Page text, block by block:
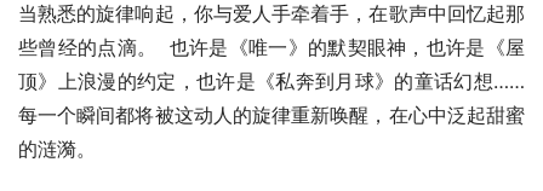
当熟悉的旋律响起，你与爱人手牵着手，在歌声中回忆起那
些曾经的点滴。  也许是《唯一》的默契眼神，也许是《屋
顶》上浪漫的约定，也许是《私奔到月球》的童话幻想……
每一个瞬间都将被这动人的旋律重新唤醒，在心中泛起甜蜜
的涟漪。